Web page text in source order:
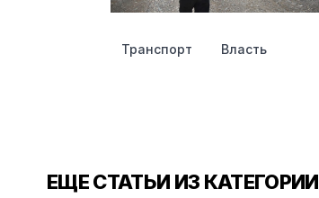
Транспорт Власть
ЕЩЕ СТАТЬИ ИЗ КАТЕГОРИИ